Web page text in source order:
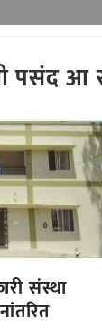
पसंद आ
संस्था